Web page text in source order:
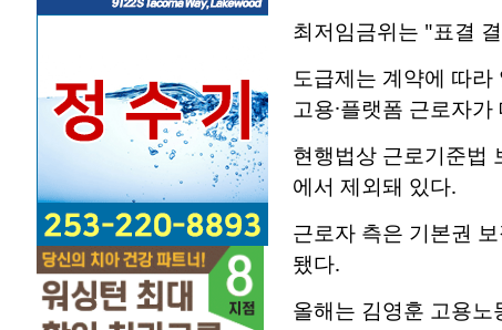
최저임금위는 "표결
도급제는 계약에 따라
고용·플랫폼 근로자
현행법상 근로기준법
에서 제외돼 있다.
근로자 측은 기본권
됐다.
올해는 김영훈 고용